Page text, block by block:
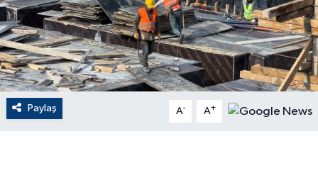
Paylaş A- A+
English News
Finans
Flaş Haber
Gayrimenkul